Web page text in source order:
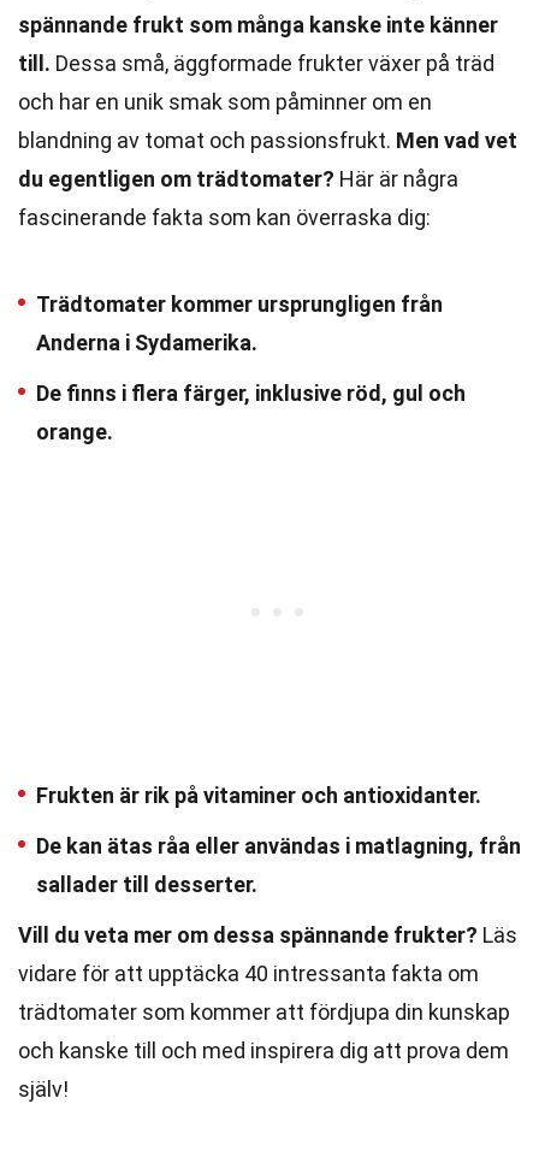
spännande frukt som många kanske inte känner
till. Dessa små, äggformade frukter växer på träd
och har en unik smak som påminner om en
blandning av tomat och passionsfrukt. Men vad vet
du egentligen om trädtomater? Här är några
fascinerande fakta som kan överraska dig:
Trädtomater kommer ursprungligen från
Anderna i Sydamerika.
De finns i flera färger, inklusive röd, gul och
orange.
Frukten är rik på vitaminer och antioxidanter.
De kan ätas råa eller användas i matlagning, från
sallader till desserter.
Vill du veta mer om dessa spännande frukter? Läs
vidare för att upptäcka 40 intressanta fakta om
trädtomater som kommer att fördjupa din kunskap
och kanske till och med inspirera dig att prova dem
själv!